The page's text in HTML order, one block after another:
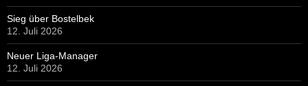
Sieg über Bostelbek
12. Juli 2026
Neuer Liga-Manager
12. Juli 2026